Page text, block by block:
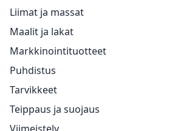
Liimat ja massat
Maalit ja lakat
Markkinointituotteet
Puhdistus
Tarvikkeet
Teippaus ja suojaus